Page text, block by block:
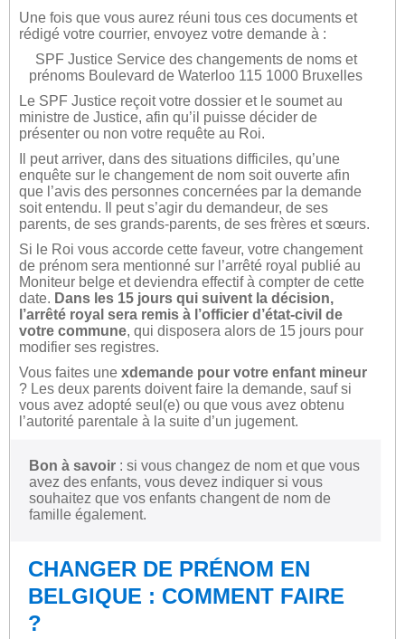
Une fois que vous aurez réuni tous ces documents et
rédigé votre courrier, envoyez votre demande à :
SPF Justice Service des changements de noms et
prénoms Boulevard de Waterloo 115 1000 Bruxelles
Le SPF Justice reçoit votre dossier et le soumet au
ministre de Justice, afin qu’il puisse décider de
présenter ou non votre requête au Roi.
Il peut arriver, dans des situations difficiles, qu’une
enquête sur le changement de nom soit ouverte afin
que l’avis des personnes concernées par la demande
soit entendu. Il peut s’agir du demandeur, de ses
parents, de ses grands-parents, de ses frères et sœurs.
Si le Roi vous accorde cette faveur, votre changement
de prénom sera mentionné sur l’arrêté royal publié au
Moniteur belge et deviendra effectif à compter de cette
date. Dans les 15 jours qui suivent la décision,
l’arrêté royal sera remis à l’officier d’état-civil de
votre commune, qui disposera alors de 15 jours pour
modifier ses registres.
Vous faites une xdemande pour votre enfant mineur
? Les deux parents doivent faire la demande, sauf si
vous avez adopté seul(e) ou que vous avez obtenu
l’autorité parentale à la suite d’un jugement.
Bon à savoir : si vous changez de nom et que vous
avez des enfants, vous devez indiquer si vous
souhaitez que vos enfants changent de nom de
famille également.
CHANGER DE PRÉNOM EN
BELGIQUE : COMMENT FAIRE
?